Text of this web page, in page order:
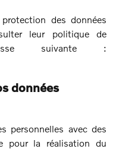
des données
leur politique de
suivante :
données
personnelles avec des
pour la réalisation du